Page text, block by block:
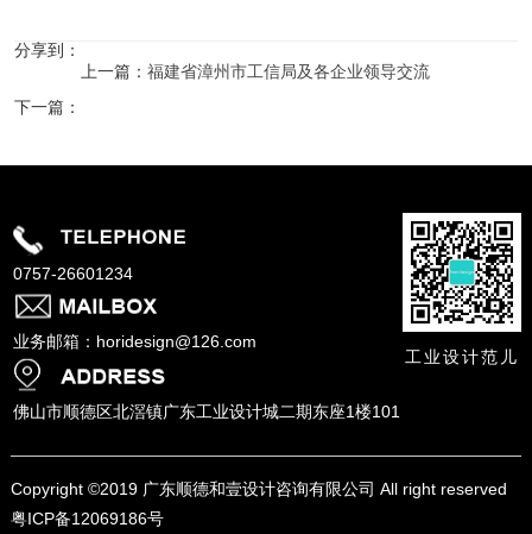
分享到：
上一篇： 福建省漳州市工信局及各企业领导交流
下一篇：
0757-26601234
业务邮箱：horidesign@126.com
佛山市顺德区北滘镇广东工业设计城二期东座1楼101
Copyright ©2019 广东顺德和壹设计咨询有限公司 All right reserved
粤ICP备12069186号
工业设计范儿